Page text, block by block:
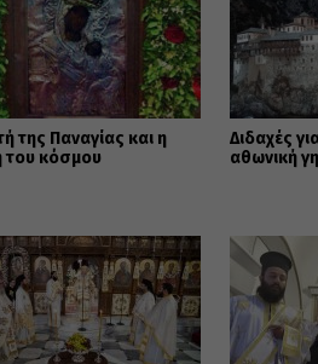
της Παναγίας και η
του κόσμου
Διδαχές
αθωνική γη